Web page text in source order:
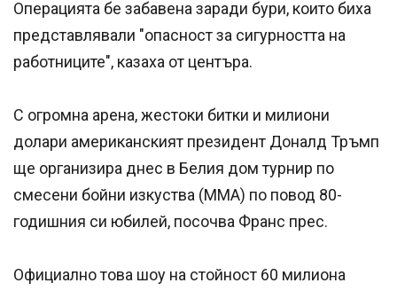
Операцията бе забавена заради бури, които биха
представлявали "опасност за сигурността на
работниците", казаха от центъра.
С огромна арена, жестоки битки и милиони
долари американският президент Доналд Тръмп
ще организира днес в Белия дом турнир по
смесени бойни изкуства (MMA) по повод 80-
годишния си юбилей, посочва Франс прес.
Официално това шоу на стойност 60 милиона